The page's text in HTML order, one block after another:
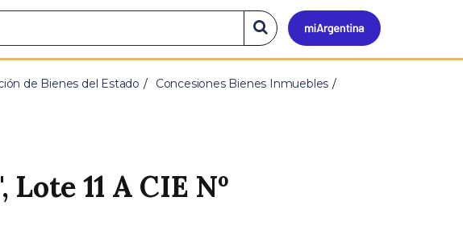
Mi
Buscar
en
el
sitio
de Bienes del Estado Concesiones Bienes Inmuebles
11 A CIE Nº